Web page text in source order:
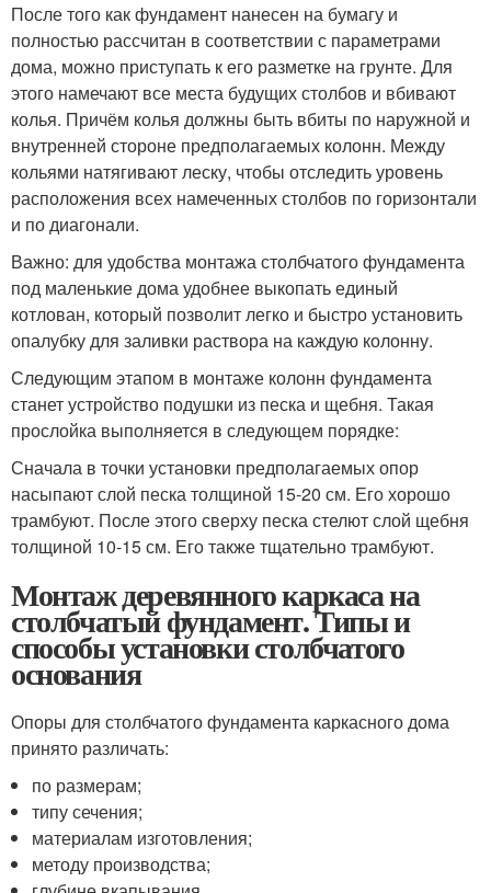
После того как фундамент нанесен на бумагу и
полностью рассчитан в соответствии с параметрами
дома, можно приступать к его разметке на грунте. Для
этого намечают все места будущих столбов и вбивают
колья. Причём колья должны быть вбиты по наружной и
внутренней стороне предполагаемых колонн. Между
кольями натягивают леску, чтобы отследить уровень
расположения всех намеченных столбов по горизонтали
и по диагонали.
Важно: для удобства монтажа столбчатого фундамента
под маленькие дома удобнее выкопать единый
котлован, который позволит легко и быстро установить
опалубку для заливки раствора на каждую колонну.
Следующим этапом в монтаже колонн фундамента
станет устройство подушки из песка и щебня. Такая
прослойка выполняется в следующем порядке:
Сначала в точки установки предполагаемых опор
насыпают слой песка толщиной 15-20 см. Его хорошо
трамбуют. После этого сверху песка стелют слой щебня
толщиной 10-15 см. Его также тщательно трамбуют.
Монтаж деревянного каркаса на
столбчатый фундамент. Типы и
способы установки столбчатого
основания
Опоры для столбчатого фундамента каркасного дома
принято различать:
по размерам;
типу сечения;
материалам изготовления;
методу производства;